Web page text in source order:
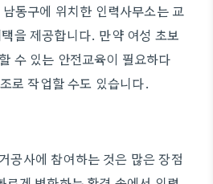
동구에 위치한 인력사무소는 교
을 제공합니다. 만약 여성 초보
수 있는 안전교육이 필요하다
로 작업할 수도 있습니다.
공사에 참여하는 것은 많은 장점